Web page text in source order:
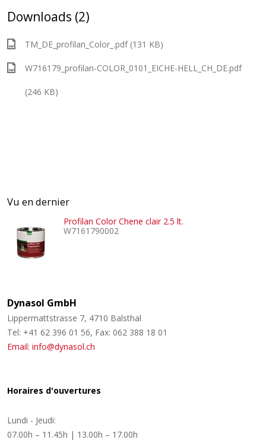
Downloads (2)
TM_DE_profilan_Color_.pdf (131 KB)
W716179_profilan-COLOR_0101_EICHE-HELL_CH_DE.pdf
(246 KB)
Vu en dernier
Profilan Color Chene clair 2.5 lt.
W7161790002
Dynasol GmbH
Lippermattstrasse 7, 4710 Balsthal
Tel: +41 62 396 01 56, Fax: 062 388 18 01
Email: info@dynasol.ch
Horaires d'ouvertures
Lundi - Jeudi:
07.00h – 11.45h | 13.00h – 17.00h